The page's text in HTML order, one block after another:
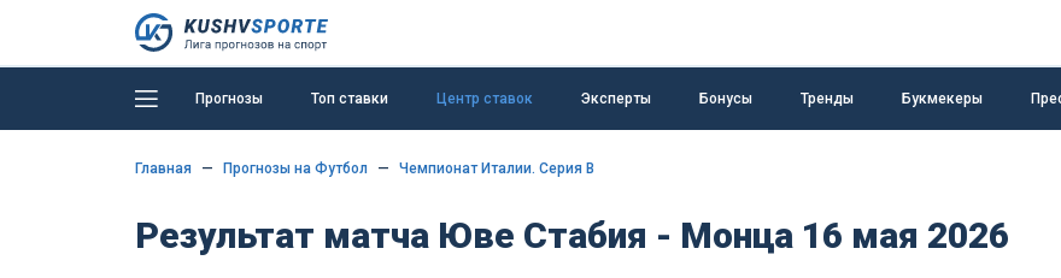
Прогнозы Топ ставки Центр ставок Эксперты Бонусы Тренды Букмекеры
Главная Прогнозы на Футбол Чемпионат Италии. Серия B
Результат матча Юве Стабия - Монца 16 мая 2026